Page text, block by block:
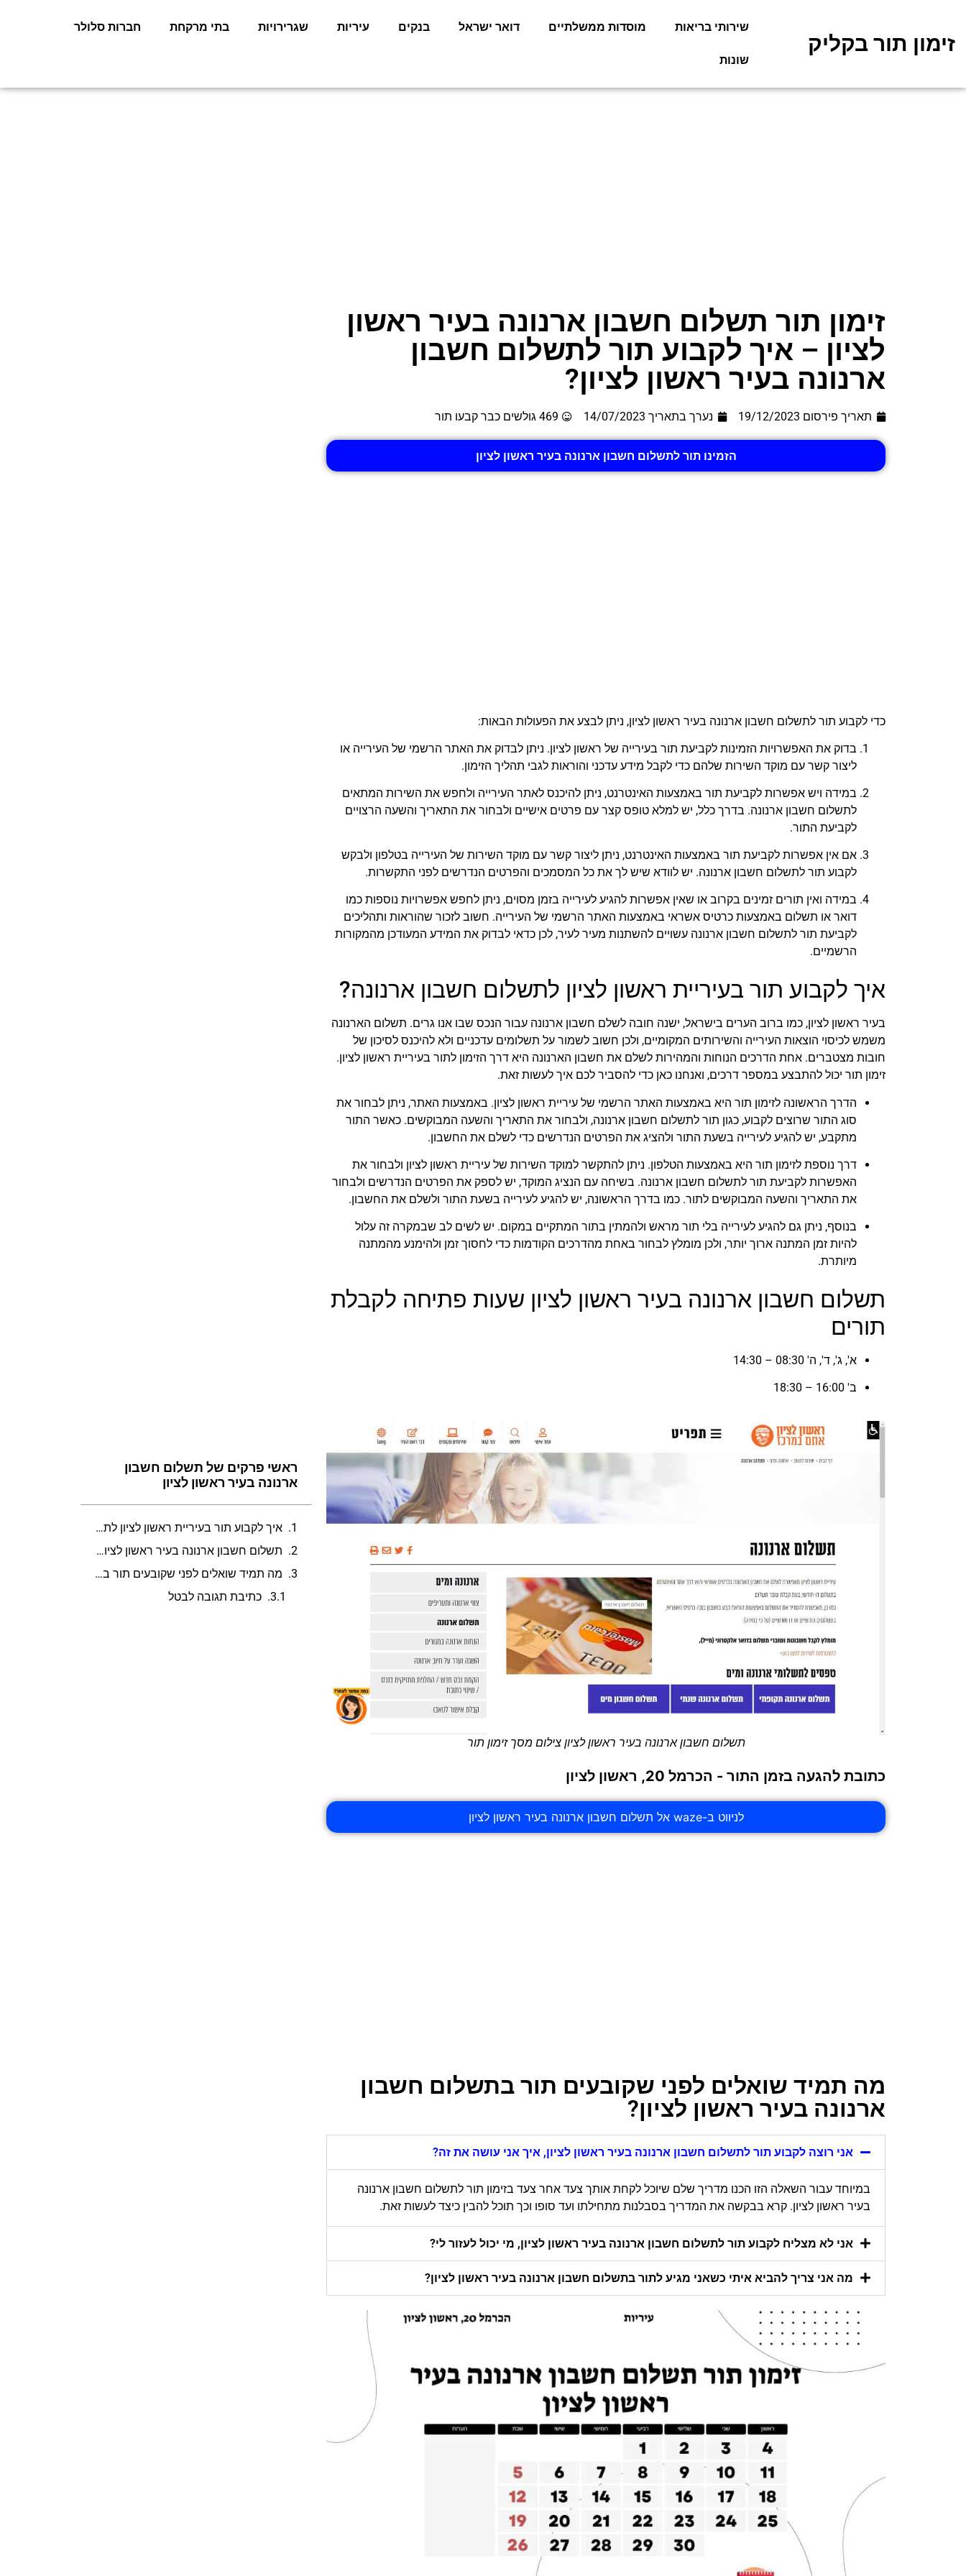
זימון תור בקליק
שירותי בריאות מוסדות ממשלתיים דואר ישראל בנקים עיריות שגרירויות בתי מרקחת חברות סלולר
שונות
זימון תור תשלום חשבון ארנונה בעיר ראשון
לציון – איך לקבוע תור לתשלום חשבון
ארנונה בעיר ראשון לציון?
תאריך פירסום 19/12/2023 נערך בתאריך 14/07/2023 469 גולשים כבר קבעו תור
הזמינו תור לתשלום חשבון ארנונה בעיר ראשון לציון
כדי לקבוע תור לתשלום חשבון ארנונה בעיר ראשון לציון, ניתן לבצע את הפעולות הבאות:
בדוק את האפשרויות הזמינות לקביעת תור בעירייה של ראשון לציון. ניתן לבדוק את האתר הרשמי של העירייה או
ליצור קשר עם מוקד השירות שלהם כדי לקבל מידע עדכני והוראות לגבי תהליך הזימון.
במידה ויש אפשרות לקביעת תור באמצעות האינטרנט, ניתן להיכנס לאתר העירייה ולחפש את השירות המתאים
לתשלום חשבון ארנונה. בדרך כלל, יש למלא טופס קצר עם פרטים אישיים ולבחור את התאריך והשעה הרצויים
לקביעת התור.
אם אין אפשרות לקביעת תור באמצעות האינטרנט, ניתן ליצור קשר עם מוקד השירות של העירייה בטלפון ולבקש
לקבוע תור לתשלום חשבון ארנונה. יש לוודא שיש לך את כל המסמכים והפרטים הנדרשים לפני התקשרות.
במידה ואין תורים זמינים בקרוב או שאין אפשרות להגיע לעירייה בזמן מסוים, ניתן לחפש אפשרויות נוספות כמו
דואר או תשלום באמצעות כרטיס אשראי באמצעות האתר הרשמי של העירייה. חשוב לזכור שהוראות ותהליכים
לקביעת תור לתשלום חשבון ארנונה עשויים להשתנות מעיר לעיר, לכן כדאי לבדוק את המידע המעודכן מהמקורות
הרשמיים.
איך לקבוע תור בעיריית ראשון לציון לתשלום חשבון ארנונה?
בעיר ראשון לציון, כמו ברוב הערים בישראל, ישנה חובה לשלם חשבון ארנונה עבור הנכס שבו אנו גרים. תשלום הארנונה
משמש לכיסוי הוצאות העירייה והשירותים המקומיים, ולכן חשוב לשמור על תשלומים עדכניים ולא להיכנס לסיכון של
חובות מצטברים. אחת הדרכים הנוחות והמהירות לשלם את חשבון הארנונה היא דרך הזימון לתור בעיריית ראשון לציון.
זימון תור יכול להתבצע במספר דרכים, ואנחנו כאן כדי להסביר לכם איך לעשות זאת.
הדרך הראשונה לזימון תור היא באמצעות האתר הרשמי של עיריית ראשון לציון. באמצעות האתר, ניתן לבחור את
סוג התור שרוצים לקבוע, כגון תור לתשלום חשבון ארנונה, ולבחור את התאריך והשעה המבוקשים. כאשר התור
מתקבע, יש להגיע לעירייה בשעת התור ולהציג את הפרטים הנדרשים כדי לשלם את החשבון.
דרך נוספת לזימון תור היא באמצעות הטלפון. ניתן להתקשר למוקד השירות של עיריית ראשון לציון ולבחור את
האפשרות לקביעת תור לתשלום חשבון ארנונה. בשיחה עם הנציג המוקד, יש לספק את הפרטים הנדרשים ולבחור
את התאריך והשעה המבוקשים לתור. כמו בדרך הראשונה, יש להגיע לעירייה בשעת התור ולשלם את החשבון.
בנוסף, ניתן גם להגיע לעירייה בלי תור מראש ולהמתין בתור המתקיים במקום. יש לשים לב שבמקרה זה עלול
להיות זמן המתנה ארוך יותר, ולכן מומלץ לבחור באחת מהדרכים הקודמות כדי לחסוך זמן ולהימנע מהמתנה
מיותרת.
תשלום חשבון ארנונה בעיר ראשון לציון שעות פתיחה לקבלת
תורים
א', ג', ד', ה' 08:30 – 14:30
ב' 16:00 – 18:30
תשלום חשבון ארנונה בעיר ראשון לציון צילום מסך זימון תור
כתובת להגעה בזמן התור - הכרמל 20, ראשון לציון
לניווט ב-waze אל תשלום חשבון ארנונה בעיר ראשון לציון
מה תמיד שואלים לפני שקובעים תור בתשלום חשבון
ארנונה בעיר ראשון לציון?
אני רוצה לקבוע תור לתשלום חשבון ארנונה בעיר ראשון לציון, איך אני עושה את זה?
במיוחד עבור השאלה הזו הכנו מדריך שלם שיוכל לקחת אותך צעד אחר צעד בזימון תור לתשלום חשבון ארנונה
בעיר ראשון לציון. קרא בבקשה את המדריך בסבלנות מתחילתו ועד סופו וכך תוכל להבין כיצד לעשות זאת.
אני לא מצליח לקבוע תור לתשלום חשבון ארנונה בעיר ראשון לציון, מי יכול לעזור לי?
מה אני צריך להביא איתי כשאני מגיע לתור בתשלום חשבון ארנונה בעיר ראשון לציון?
ראשי פרקים של תשלום חשבון
ארנונה בעיר ראשון לציון
איך לקבוע תור בעיריית ראשון לציון לתשלום חשבון ארנונה?
תשלום חשבון ארנונה בעיר ראשון לציון שעות פתיחה לקבלת תורים
מה תמיד שואלים לפני שקובעים תור בתשלום חשבון ארנונה בעיר ראשון לציון?
כתיבת תגובה לבטל